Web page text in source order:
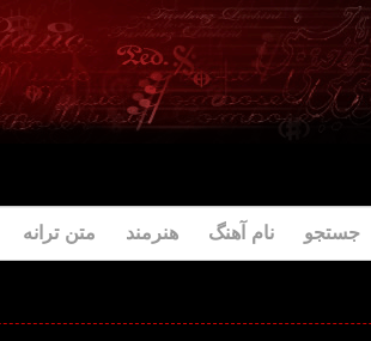
جستجو نام آهنگ هنرمند متن ترانه